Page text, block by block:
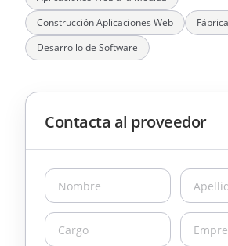
Construcción Aplicaciones Web
Desarrollo de Software
Contacta al proveedor